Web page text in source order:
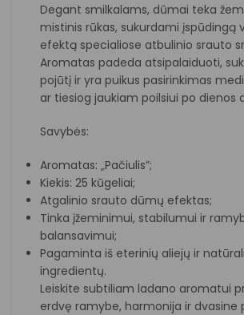
Degant smilkalams, dūmai teka
mistinis rūkas, sukurdami įspūdingą
efektą specialiose atbulinio srauto
Aromatas padeda atsipalaiduoti,
pojūtį ir yra puikus pasirinkimas
ar tiesiog jaukiam poilsiui po dienos
Savybės:
Aromatas: „Pačiulis”;
Kiekis: 25 kūgeliai;
Atgalinio srauto dūmų efektas;
Tinka įžeminimui, stabilumui ir
balansavimui;
Pagaminta iš eterinių aliejų ir
ingredientų.
Leiskite subtiliam ladano aromatui
erdvę ramybe, harmonija ir dvasine